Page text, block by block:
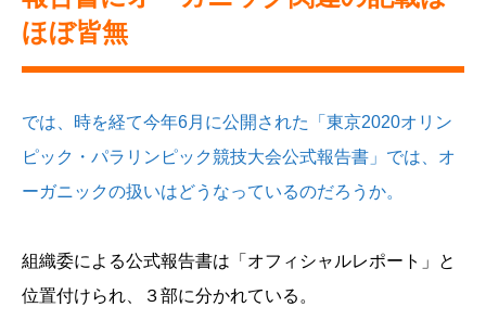
ほぼ皆無
では、時を経て今年6月に公開された「東京2020オリン
ピック・パラリンピック競技大会公式報告書」では、オ
ーガニックの扱いはどうなっているのだろうか。
組織委による公式報告書は「オフィシャルレポート」と
位置付けられ、３部に分かれている。